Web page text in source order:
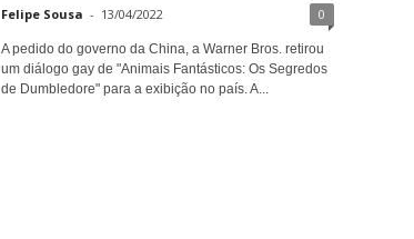
Felipe Sousa - 13/04/2022 0
A pedido do governo da China, a Warner Bros. retirou
um diálogo gay de "Animais Fantásticos: Os Segredos
de Dumbledore" para a exibição no país. A...